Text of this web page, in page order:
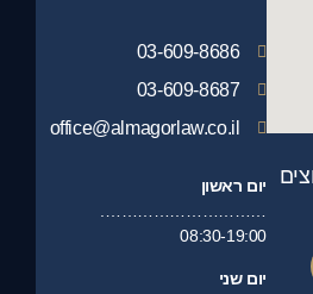
03-609-8686
03-609-8687
office@almagorlaw.co.il
יום ראשון
………………………….
08:30-19:00
יום שני